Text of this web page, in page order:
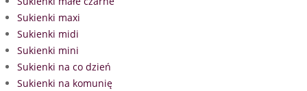
Sukienki maxi
Sukienki midi
Sukienki mini
Sukienki na co dzień
Sukienki na komunię